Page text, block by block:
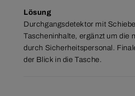
Lösung
Durchgangsdetektor mit
Tascheninhalte, ergänzt um die
durch Sicherheitspersonal.
der Blick in die Tasche.